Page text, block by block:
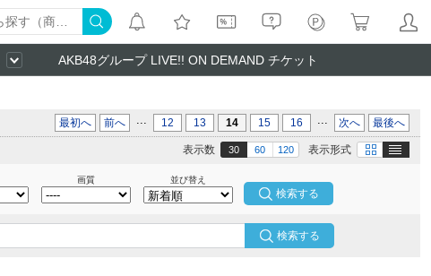
AKB48グループ LIVE!! ON DEMAND チケット
最初へ 前へ ... 12 13 14 15 16 ... 次へ 最後へ
表示形式 画像
表示数 30 60 120
画質 並び替え
検索する